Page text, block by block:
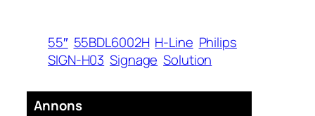
55″ 55BDL6002H H-Line Philips
SIGN-H03 Signage Solution
Annons